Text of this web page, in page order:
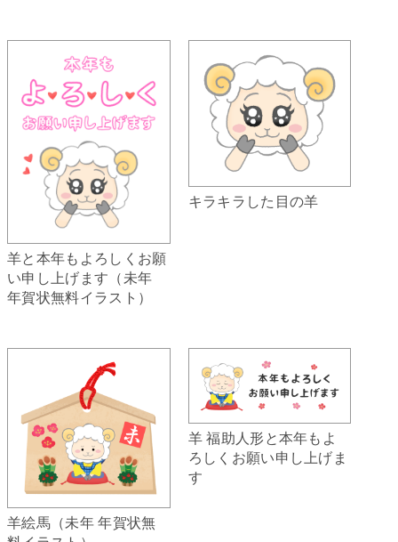
羊と本年もよろしくお願
い申し上げます（未年
年賀状無料イラスト）
キラキラした目の羊
羊絵馬（未年 年賀状無
羊 福助人形と本年もよ
ろしくお願い申し上げま
す